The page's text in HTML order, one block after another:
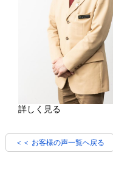
詳しく見る
＜＜ お客様の声一覧へ戻る